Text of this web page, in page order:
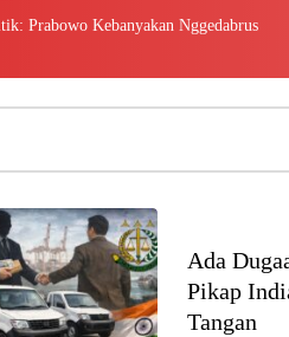
Prabowo Kebanyakan Nggedabrus
Ada
Pikap
Tangan